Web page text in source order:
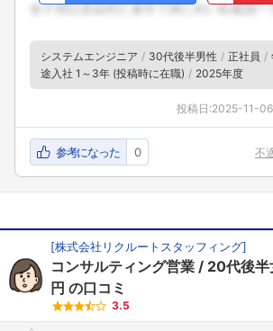
システムエンジニア 30代後半男性 正社員
途入社 1～3年 (投稿時に在職)
2025年度
投稿日:2025-11-06
参考になった 0 不
[株式会社リクルートスタッフィング]
コンサルティング営業 20代後半
円 の口コミ
3.5